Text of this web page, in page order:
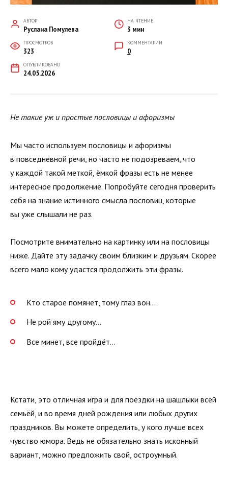
АВТОР
Руслана Помулева
НА ЧТЕНИЕ
3 мин
ПРОСМОТРОВ
323
КОММЕНТАРИИ
0
ОПУБЛИКОВАНО
24.05.2026
Не такие уж и простые пословицы и афоризмы
Мы часто используем пословицы и афоризмы
в повседневной речи, но часто не подозреваем, что
у каждой такой меткой, ёмкой фразы есть не менее
интересное продолжение. Попробуйте сегодня проверить
себя на знание истинного смысла пословиц, которые
вы уже слышали не раз.
Посмотрите внимательно на картинку или на пословицы
ниже. Дайте эту задачку своим близким и друзьям. Скорее
всего мало кому удастся продолжить эти фразы.
Кто старое помянет, тому глаз вон…
Не рой яму другому…
Все минет, все пройдёт…
Кстати, это отличная игра и для поездки на шашлыки всей
семьёй, и во время дней рождения или любых других
праздников. Вы можете определить, у кого лучше всех
чувство юмора. Ведь не обязательно знать исконный
вариант, можно предложить свой, остроумный.